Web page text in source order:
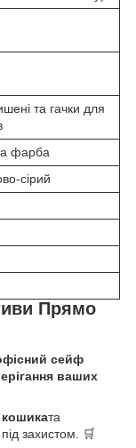
та гачки для
фарба
сірий
Прямо
сейф
ваших
кошиката
захистом. 🛒